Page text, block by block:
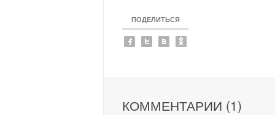
ПОДЕЛИТЬСЯ
КОММЕНТАРИИ (1)